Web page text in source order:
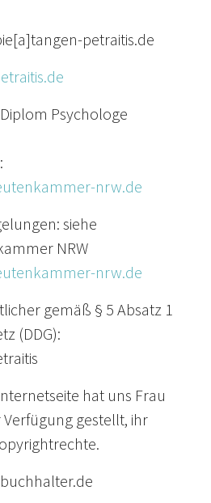
petraitis.de
Psychologe
nrw.de
siehe
NRW
nrw.de
gemäß § 5 Absatz 1
(DDG):
hat uns Frau
gestellt, ihr